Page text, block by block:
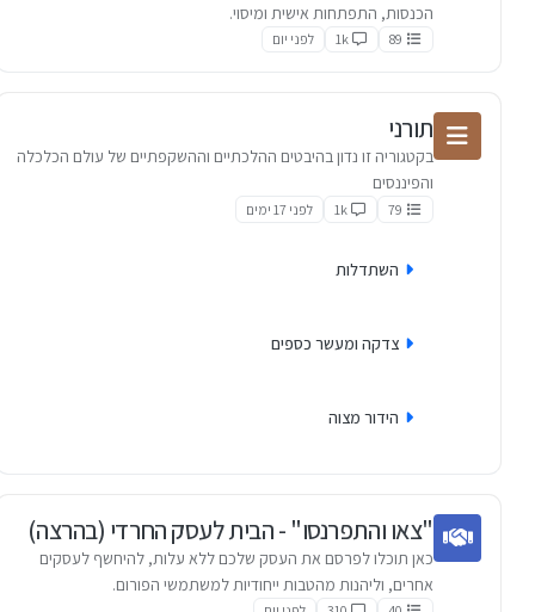
הכנסות, התפתחות אישית ומיסוי.
89
1k לפני יום
תורני
בקטגוריה זו נדון בהיבטים ההלכתיים וההשקפתיים של עולם הכלכלה
והפיננסים
79
1k לפני 17 ימים
השתדלות
צדקה ומעשר כספים
הידור מצוה
"צאו והתפרנסו" - הבית לעסק החרדי (בהרצה)
כאן תוכלו לפרסם את העסק שלכם ללא עלות, להיחשף לעסקים
אחרים, וליהנות מהטבות ייחודיות למשתמשי הפורום.